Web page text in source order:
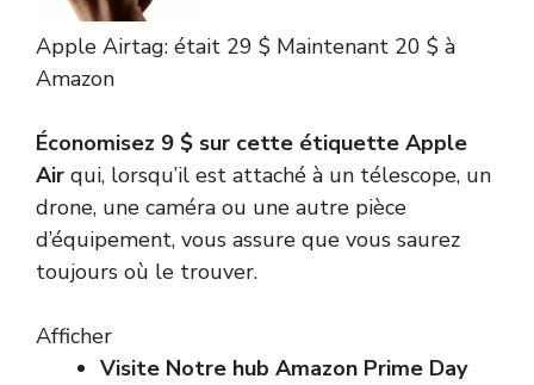
Apple Airtag: était 29 $ Maintenant 20 $ à
Amazon
Économisez 9 $ sur cette étiquette Apple
Air qui, lorsqu’il est attaché à un télescope, un
drone, une caméra ou une autre pièce
d’équipement, vous assure que vous saurez
toujours où le trouver.
Afficher
Visite Notre hub Amazon Prime Day